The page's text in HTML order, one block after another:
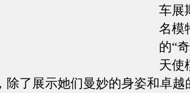
车展
名模
的“
天使
除了展示她们曼妙的身姿和卓越